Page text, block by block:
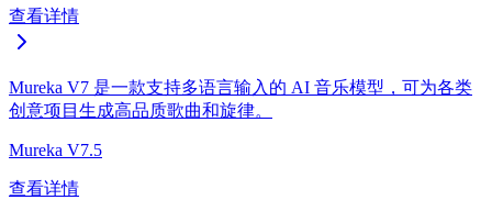
查看详情
Mureka V7 是一款支持多语言输入的 AI 音乐模型，可为各类
创意项目生成高品质歌曲和旋律。
Mureka V7.5
查看详情